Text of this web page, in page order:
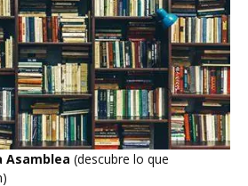
Asamblea (descubre lo que